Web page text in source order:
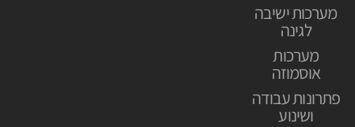
מערכות ישיבה
לגינה
מערכות
אוסמוזה
פתרונות עבודה
ושינוע